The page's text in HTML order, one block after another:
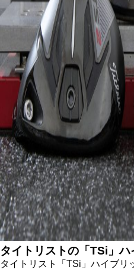
タイトリストの「TSi」
タイトリスト「TSi」ハイブリ